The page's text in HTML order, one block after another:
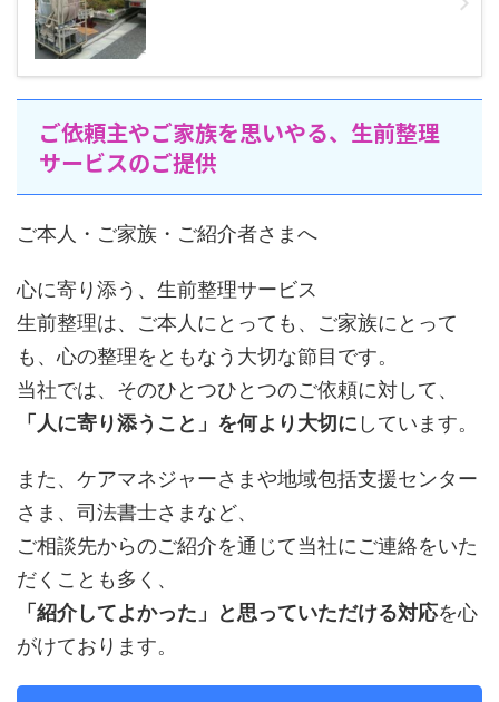
ご依頼主やご家族を思いやる、生前整理
サービスのご提供
ご本人・ご家族・ご紹介者さまへ
心に寄り添う、生前整理サービス
生前整理は、ご本人にとっても、ご家族にとって
も、心の整理をともなう大切な節目です。
当社では、そのひとつひとつのご依頼に対して、
「人に寄り添うこと」を何より大切に しています。
また、ケアマネジャーさまや地域包括支援センター
さま、司法書士さまなど、
ご相談先からのご紹介を通じて当社にご連絡をいた
だくことも多く、
「紹介してよかった」と思っていただける対応を心
がけております。